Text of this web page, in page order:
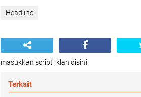
Headline
masukkan script iklan disini
Terkait